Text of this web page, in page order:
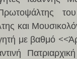
του
και
με βαθμό